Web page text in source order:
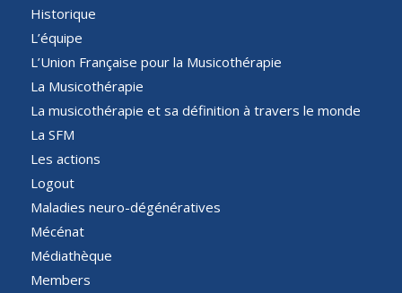
Historique
L’équipe
L’Union Française pour la Musicothérapie
La Musicothérapie
La musicothérapie et sa définition à travers le monde
La SFM
Les actions
Logout
Maladies neuro-dégénératives
Mécénat
Médiathèque
Members